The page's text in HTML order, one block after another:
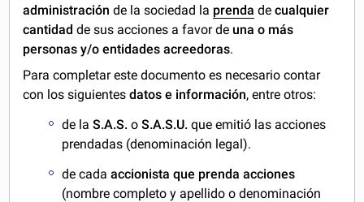
administración de la sociedad la prenda decualquier
cantidad de sus acciones a favor de una o más
personas y/o entidades acreedoras.
Para completar este documento es necesario contar
con los siguientesdatos e información, entre otros:
de laS.A.S. oS.A.S.U. que emitió las acciones
prendadas (denominación legal).
de cadaaccionista que prenda acciones
(nombre completo y apellido o denominación